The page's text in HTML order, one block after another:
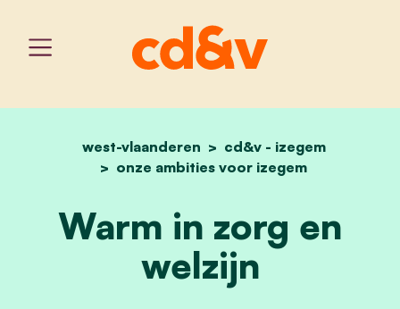
home
west-vlaanderen
cd&v - izegem
onze ambities voor izegem
warm in zorg en welzijn
Warm in zorg en
welzijn